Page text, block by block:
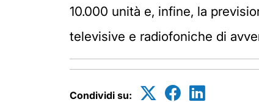
10.000 unità e, infine, la
televisive e radiofoniche di
Condividi su: